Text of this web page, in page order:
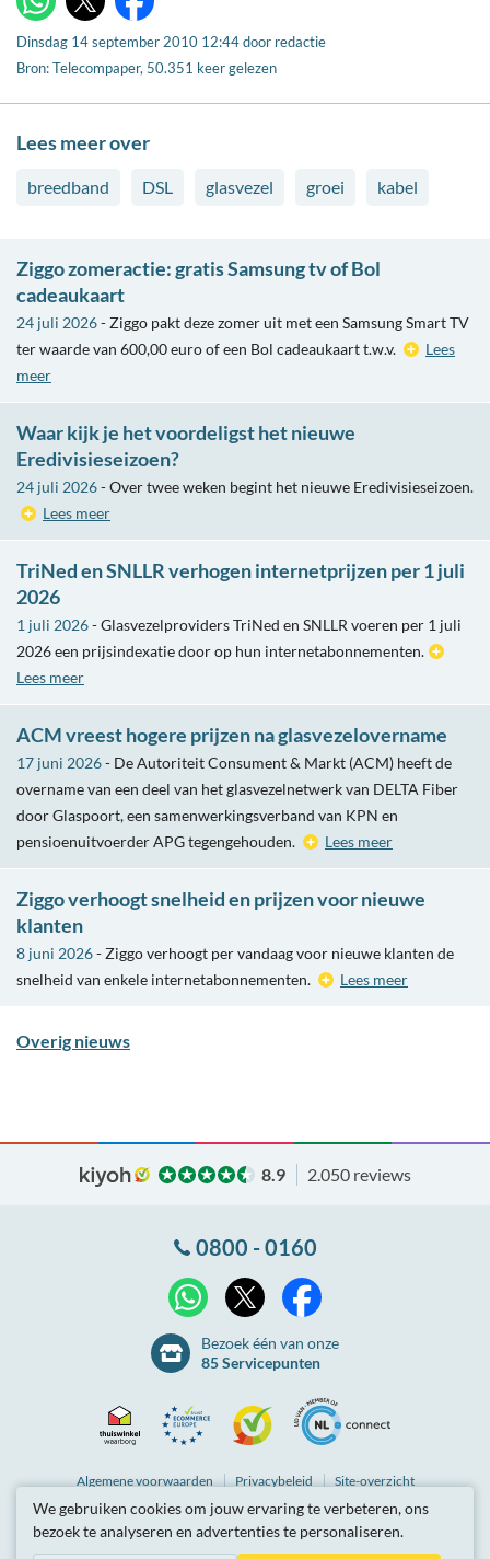
WhatsApp
X Facebook
Dinsdag 14 september 2010 12:44door redactie
Bron: Telecompaper, 50.351 keer gelezen
Lees meer over
breedband DSL glasvezel groei kabel
Ziggo zomeractie: gratis Samsung tv of Bol
cadeaukaart
24 juli 2026- Ziggo pakt deze zomer uit met een Samsung Smart TV
ter waarde van 600,00 euro of een Bol cadeaukaart t.w.v.
Lees
meer
Waar kijk je het voordeligst het nieuwe
Eredivisieseizoen?
24 juli 2026- Over twee weken begint het nieuwe Eredivisieseizoen.
Lees meer
TriNed en SNLLR verhogen internetprijzen per 1 juli
2026
1 juli 2026- Glasvezelproviders TriNed en SNLLR voeren per 1 juli
2026 een prijsindexatie door op hun internetabonnementen.
Lees meer
ACM vreest hogere prijzen na glasvezelovername
17 juni 2026- De Autoriteit Consument & Markt (ACM) heeft de
overname van een deel van het glasvezelnetwerk van DELTA Fiber
door Glaspoort, een samenwerkingsverband van KPN en
pensioenuitvoerder APG tegengehouden.
Lees meer
Ziggo verhoogt snelheid en prijzen voor nieuwe
klanten
8 juni 2026- Ziggo verhoogt per vandaag voor nieuwe klanten de
snelheid van enkele internetabonnementen.
Lees meer
Overig nieuws
8.9 2.050 reviews
0800 - 0160
WhatsApp
Bezoek één van onze
85 Servicepunten
WaarborgEurope
Algemenevoorwaarden Privacybeleid Site-overzicht
Partnerprogramma Tarieven zijn inclusief btw.
© Breedbandwinkel BV 2003 - 2026, Berkel en Rodenrijs
We gebruiken cookies om jouw ervaring te verbeteren, ons
bezoek te analyseren en advertenties te personaliseren.